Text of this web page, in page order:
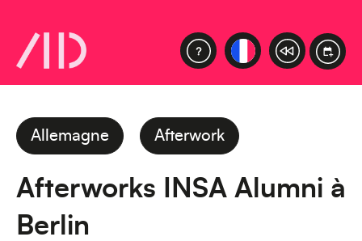
Allemagne Afterwork
Afterworks INSA Alumni à
Berlin